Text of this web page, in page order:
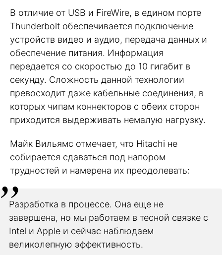
В отличие от USB и FireWire, в едином порте
Thunderbolt обеспечивается подключение
устройств видео и аудио, передача данных и
обеспечение питания. Информация
передается со скоростью до 10 гигабит в
секунду. Сложность данной технологии
превосходит даже кабельные соединения, в
которых чипам коннекторов с обеих сторон
приходится выдерживать немалую нагрузку.
Майк Вильямс отмечает, что Hitachi не
собирается сдаваться под напором
трудностей и намерена их преодолевать:
Разработка в процессе. Она еще не
завершена, но мы работаем в тесной связке с
Intel и Apple и сейчас наблюдаем
великолепную эффективность.